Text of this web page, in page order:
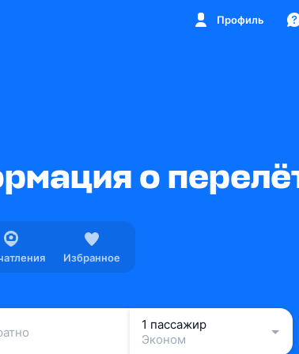
Профиль
о
Избранное
1 пассажир
Эконом